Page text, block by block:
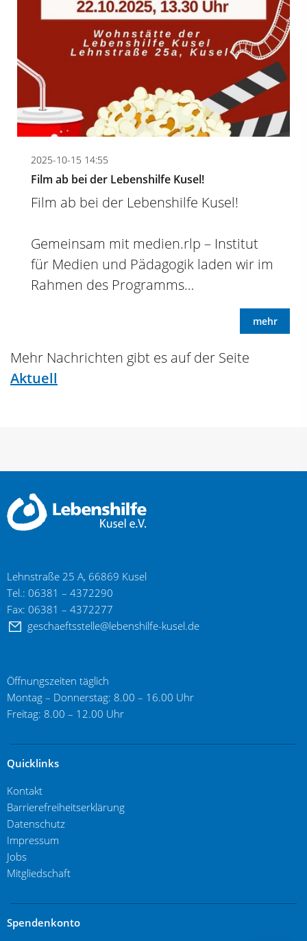
2025-10-15 14:55
Film ab bei der Lebenshilfe Kusel!
Film ab bei der Lebenshilfe Kusel!
Gemeinsam mit medien.rlp – Institut
für Medien und Pädagogik laden wir im
Rahmen des Programms…
mehr
Mehr Nachrichten gibt es auf der Seite
Aktuell
Lehnstraße 25 A, 66869 Kusel
Tel.: 06381 – 4372290
Fax: 06381 – 4372277
geschaeftsstelle@lebenshilfe-kusel.de
Öffnungszeiten täglich
Montag – Donnerstag: 8.00 – 16.00 Uhr
Freitag: 8.00 – 12.00 Uhr
Quicklinks
Kontakt
Barrierefreiheitserklärung
Datenschutz
Impressum
Jobs
Mitgliedschaft
Spendenkonto